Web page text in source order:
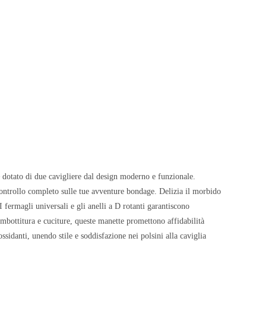
di due cavigliere dal design moderno e funzionale.
completo sulle tue avventure bondage. Delizia il morbido
I fermagli universali e gli anelli a D rotanti garantiscono
e cuciture, queste manette promettono affidabilità
unendo stile e soddisfazione nei polsini alla caviglia